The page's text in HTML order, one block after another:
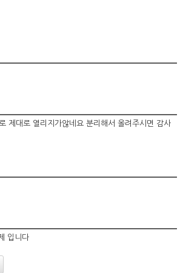
제대로 열리지가않네요 분리해서 올려주시면 감사
입니다